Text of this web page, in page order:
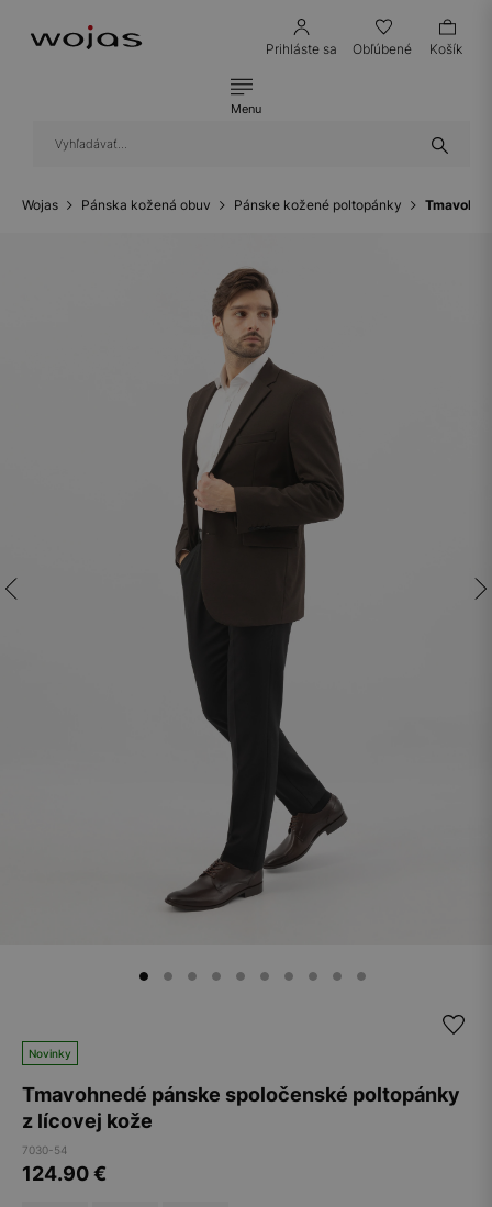
Prihláste sa Obľúbené Košík
Menu
Wojas Pánska kožená obuv Pánske kožené poltopánky
Novinky
Tmavohnedé pánske spoločenské poltopánky
z lícovej kože
7030-54
124.90€